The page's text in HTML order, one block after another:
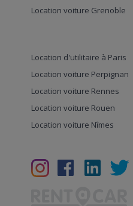
Location voiture Grenoble
Location d'utilitaire à Paris
Location voiture Perpignan
Location voiture Rennes
Location voiture Rouen
Location voiture Nîmes